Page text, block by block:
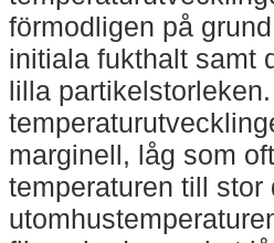
förmodligen på
initiala fukthalt samt
lilla
marginell, låg som
temperaturen till stor